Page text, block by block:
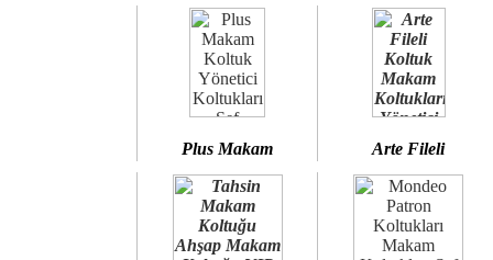
Plus Makam Arte Fileli